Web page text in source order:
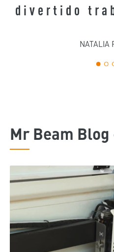
divertido
NATALIA
Mr Beam